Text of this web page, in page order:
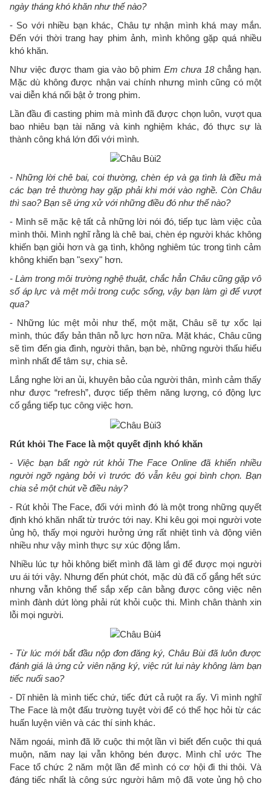
ngày tháng khó khăn như thế nào?
- So với nhiều bạn khác, Châu tự nhận mình khá may mắn.
Đến với thời trang hay phim ảnh, mình không gặp quá nhiều
khó khăn.
Như việc được tham gia vào bộ phimEm chưa 18chẳng hạn.
Mặc dù không được nhận vai chính nhưng mình cũng có một
vai diễn khá nổi bật ở trong phim.
Lần đầu đi casting phim mà mình đã được chọn luôn, vượt qua
bao nhiêu bạn tài năng và kinh nghiệm khác, đó thực sự là
thành công khá lớn đối với mình.
- Những lời chê bai, coi thường, chèn ép và gạ tình là điều mà
các bạn trẻ thường hay gặp phải khi mới vào nghề. Còn Châu
thì sao? Bạn sẽ ứng xử với những điều đó như thế nào?
- Mình sẽ mặc kệ tất cả những lời nói đó, tiếp tục làm việc của
mình thôi. Mình nghĩ rằng là chê bai, chèn ép người khác không
khiến bạn giỏi hơn và gạ tình, không nghiêm túc trong tình cảm
không khiến bạn "sexy" hơn.
- Làm trong môi trường nghệ thuật, chắc hẳn Châu cũng gặp vô
số áp lực và mệt mỏi trong cuộc sống, vậy bạn làm gì để vượt
qua?
- Những lúc mệt mỏi như thế, một mặt, Châu sẽ tự xốc lại
mình, thúc đẩy bản thân nỗ lực hơn nữa. Mặt khác, Châu cũng
sẽ tìm đến gia đình, người thân, bạn bè, những người thấu hiểu
mình nhất để tâm sự, chia sẻ.
Lắng nghe lời an ủi, khuyên bảo của người thân, mình cảm thấy
như được “refresh”, được tiếp thêm năng lượng, có động lực
cố gắng tiếp tục công việc hơn.
Rút khỏi The Face là một quyết định khó khăn
- Việc bạn bất ngờ rút khỏi The Face Online đã khiến nhiều
người ngỡ ngàng bởi vì trước đó vẫn kêu gọi bình chọn. Bạn
chia sẻ một chút về điều này?
- Rút khỏi The Face, đối với mình đó là một trong những quyết
định khó khăn nhất từ trước tới nay. Khi kêu gọi mọi người vote
ủng hộ, thấy mọi người hưởng ứng rất nhiệt tình và động viên
nhiều như vậy mình thực sự xúc động lắm.
Nhiều lúc tự hỏi không biết mình đã làm gì để được mọi người
ưu ái tới vậy. Nhưng đến phút chót, mặc dù đã cố gắng hết sức
nhưng vẫn không thể sắp xếp cân bằng được công việc nên
mình đành dứt lòng phải rút khỏi cuộc thi. Mình chân thành xin
lỗi mọi người.
- Từ lúc mới bắt đầu nộp đơn đăng ký, Châu Bùi đã luôn được
đánh giá là ứng cử viên nặng ký, việc rút lui này không làm bạn
tiếc nuối sao?
- Dĩ nhiên là mình tiếc chứ, tiếc đứt cả ruột ra ấy. Vì mình nghĩ
The Face là một đấu trường tuyệt vời để có thể học hỏi từ các
huấn luyện viên và các thí sinh khác.
Năm ngoái, mình đã lỡ cuộc thi một lần vì biết đến cuộc thi quá
muộn, năm nay lại vẫn không bén được. Mình chỉ ước The
Face tổ chức 2 năm một lần để mình có cơ hội đi thi thôi. Và
đáng tiếc nhất là công sức người hâm mộ đã vote ủng hộ cho